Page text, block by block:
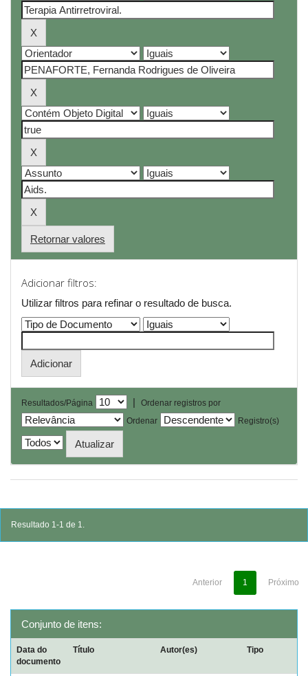
Retornar valores
Adicionar filtros:
Utilizar filtros para refinar o resultado de busca.
Resultados/Página |
Ordenar registros por
Ordenar
Registro(s)
Resultado 1-1 de 1.
Anterior 1 Próximo
Conjunto de itens:
Data do
documento
Título Autor(es) Tipo